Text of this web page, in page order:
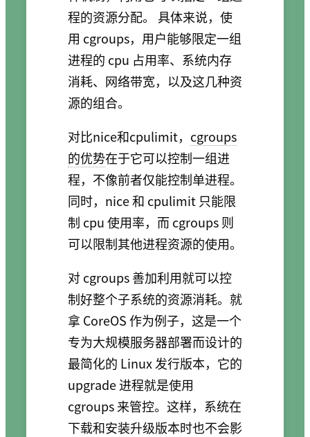
程的资源分配。 具体来说，使
用 cgroups，用户能够限定一组
进程的 cpu 占用率、系统内存
消耗、网络带宽，以及这几种资
源的组合。
对比nice和cpulimit， cgroups
的优势在于它可以控制一组进
程，不像前者仅能控制单进程。
同时，nice 和 cpulimit 只能限
制 cpu 使用率，而 cgroups 则
可以限制其他进程资源的使用。
对 cgroups 善加利用就可以控
制好整个子系统的资源消耗。就
拿 CoreOS 作为例子，这是一个
专为大规模服务器部署而设计的
最简化的 Linux 发行版本，它的
upgrade 进程就是使用
cgroups 来管控。这样，系统在
下载和安装升级版本时也不会影